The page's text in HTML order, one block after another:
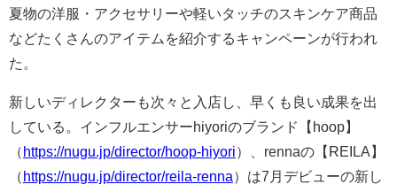
夏物の洋服・アクセサリーや軽いタッチのスキンケア商品
などたくさんのアイテムを紹介するキャンペーンが行われ
た。
新しいディレクターも次々と入店し、早くも良い成果を出
している。インフルエンサーhiyoriのブランド【hoop】
（ https://nugu.jp/director/hoop-hiyori）、rennaの【REILA】
（ https://nugu.jp/director/reila-renna）は7月デビューの新し